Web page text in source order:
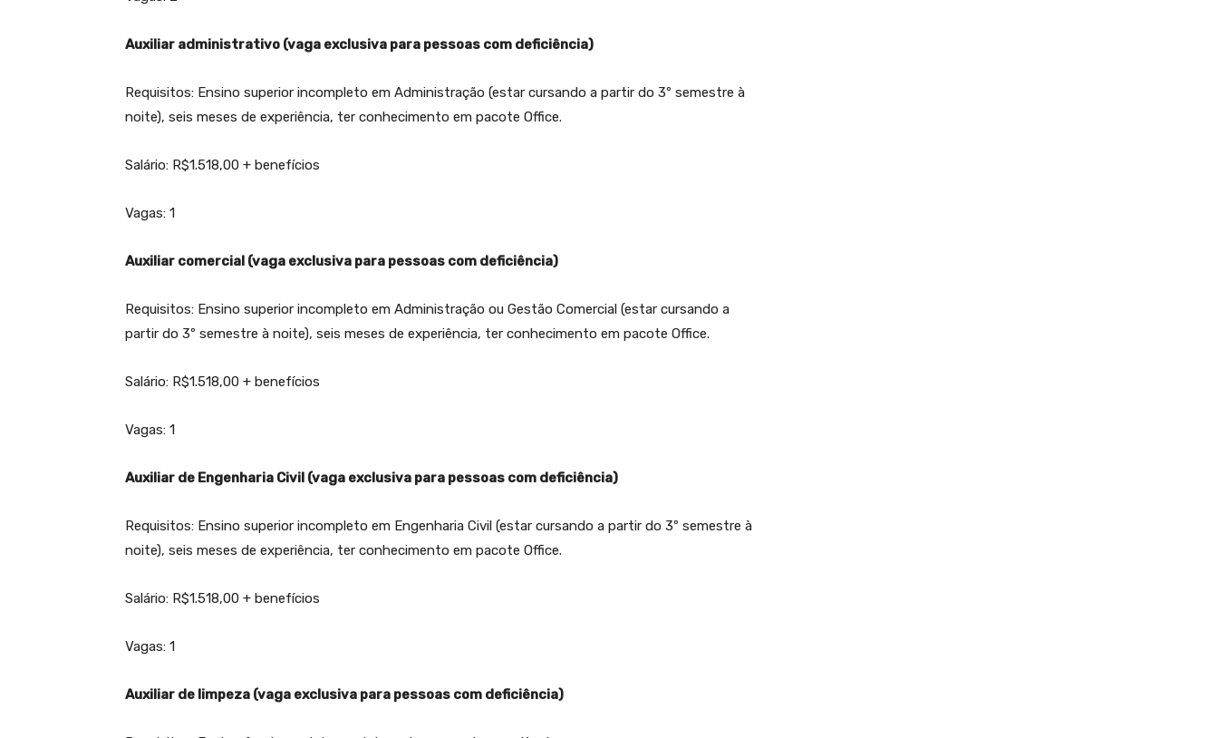
Auxiliar administrativo (vaga exclusiva para pessoas com deficiência)
Requisitos: Ensino superior incompleto em Administração (estar cursando a partir do 3º semestre à
noite), seis meses de experiência, ter conhecimento em pacote Office.
Salário: R$1.518,00 + benefícios
Vagas: 1
Auxiliar comercial (vaga exclusiva para pessoas com deficiência)
Requisitos: Ensino superior incompleto em Administração ou Gestão Comercial (estar cursando a
partir do 3º semestre à noite), seis meses de experiência, ter conhecimento em pacote Office.
Salário: R$1.518,00 + benefícios
Vagas: 1
Auxiliar de Engenharia Civil (vaga exclusiva para pessoas com deficiência)
Requisitos: Ensino superior incompleto em Engenharia Civil (estar cursando a partir do 3º semestre à
noite), seis meses de experiência, ter conhecimento em pacote Office.
Salário: R$1.518,00 + benefícios
Vagas: 1
Auxiliar de limpeza (vaga exclusiva para pessoas com deficiência)